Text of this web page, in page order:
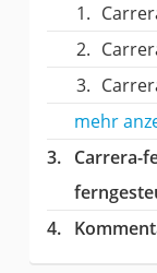
mehr
Carrera-